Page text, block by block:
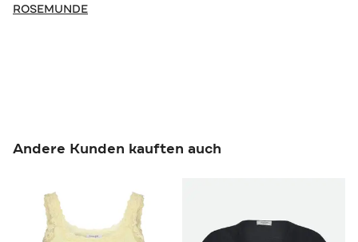
ROSEMUNDE
Andere Kunden kauften auch